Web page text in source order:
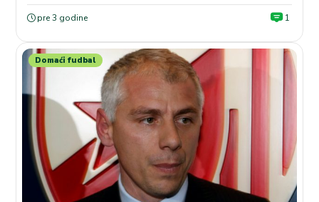
pre 3 godine 1
Domaći fudbal